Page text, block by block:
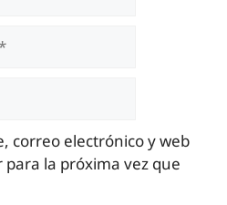
correo electrónico y web
la próxima vez que